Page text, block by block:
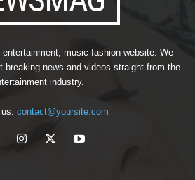
music fashion website. We
breaking news and videos straight from the
industry.
contact@yoursite.com